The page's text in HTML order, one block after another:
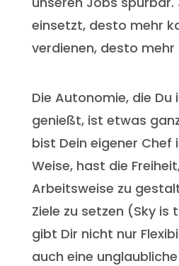
einsetzt, desto mehr
verdienen, desto mehr
Die Autonomie, die Du
genießt, ist etwas
bist Dein eigener Chef
Weise, hast die
Arbeitsweise zu
Ziele zu setzen (Sky is
gibt Dir nicht nur
auch eine